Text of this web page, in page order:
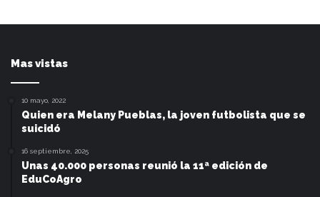
Mas vistas
10 mayo, 2022
Quien era Melany Pueblas, la joven futbolista que se
suicidó
16 septiembre, 2025
Unas 40.000 personas reunió la 11ª edición de
EduCoAgro